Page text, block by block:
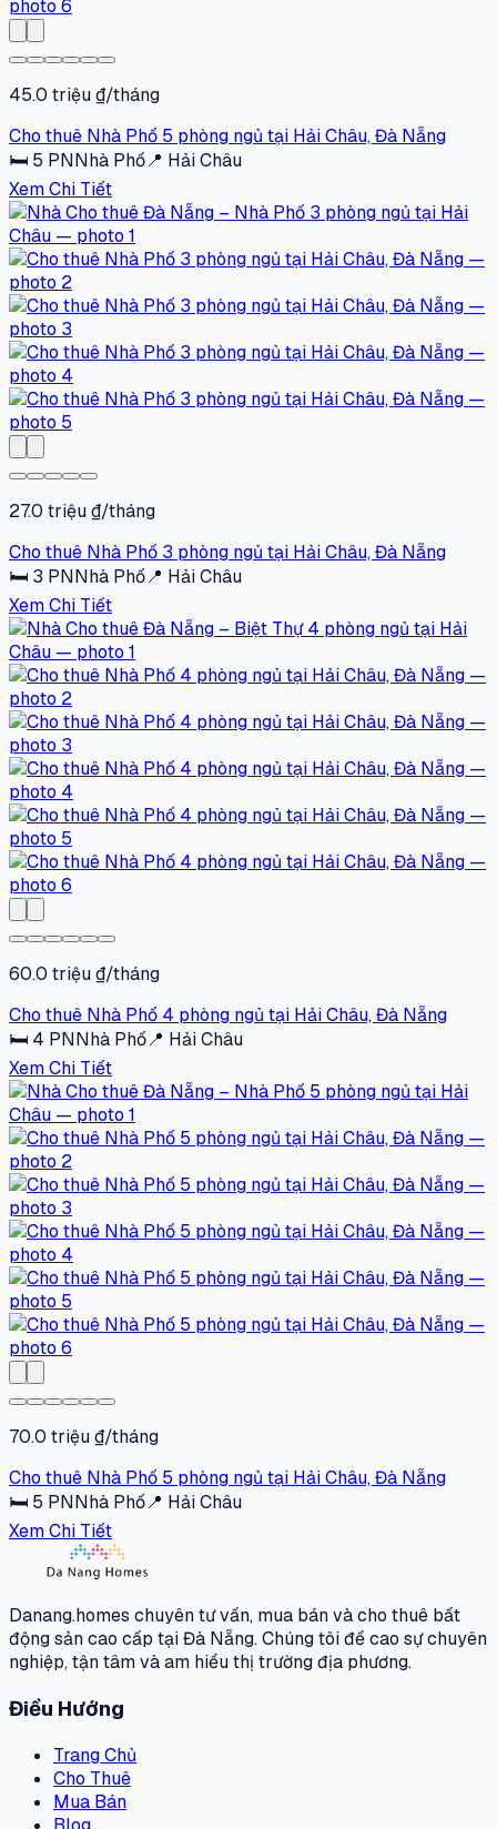
45.0 triệu ₫/tháng
Cho thuê Nhà Phố 5 phòng ngủ tại Hải Châu, Đà Nẵng
🛏 5 PNNhà Phố📍 Hải Châu
Xem Chi Tiết
27.0 triệu ₫/tháng
Cho thuê Nhà Phố 3 phòng ngủ tại Hải Châu, Đà Nẵng
🛏 3 PNNhà Phố📍 Hải Châu
Xem Chi Tiết
60.0 triệu ₫/tháng
Cho thuê Nhà Phố 4 phòng ngủ tại Hải Châu, Đà Nẵng
🛏 4 PNNhà Phố📍 Hải Châu
Xem Chi Tiết
70.0 triệu ₫/tháng
Cho thuê Nhà Phố 5 phòng ngủ tại Hải Châu, Đà Nẵng
🛏 5 PNNhà Phố📍 Hải Châu
Xem Chi Tiết
Danang.homes chuyên tư vấn, mua bán và cho thuê bất
động sản cao cấp tại Đà Nẵng. Chúng tôi đề cao sự chuyên
nghiệp, tận tâm và am hiểu thị trường địa phương.
Điều Hướng
Trang Chủ
Cho Thuê
Mua Bán